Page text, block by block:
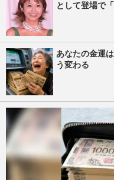
として登場で
あなたの金運
う変わる